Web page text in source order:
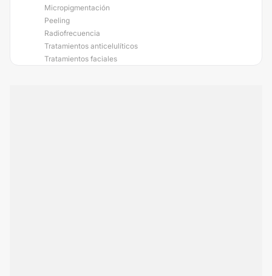
Micropigmentación
Peeling
Radiofrecuencia
Tratamientos anticelulíticos
Tratamientos faciales